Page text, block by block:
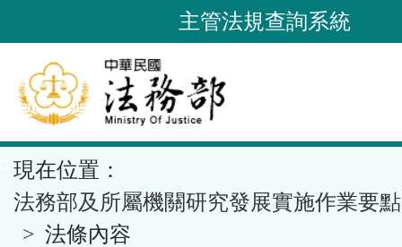
到
要
內
容
區
塊
主管法規查詢系統
現在位置：
法務部及所屬機關研究發展實施作業要點
法條內容